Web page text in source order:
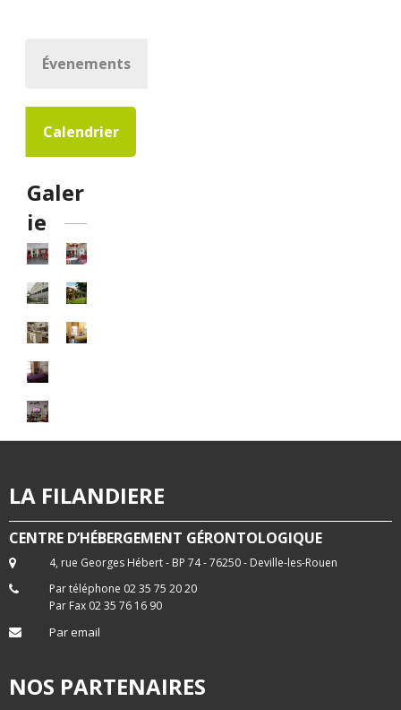
Évenements
Calendrier
Galer
ie
LA FILANDIERE
CENTRE D’HÉBERGEMENT GÉRONTOLOGIQUE
4, rue Georges Hébert - BP 74 - 76250 - Deville-les-Rouen
Par téléphone 02 35 75 20 20
Par Fax 02 35 76 16 90
Par email
NOS PARTENAIRES